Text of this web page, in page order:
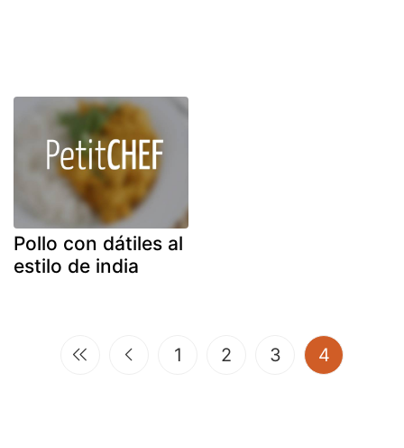
Pollo con dátiles al
estilo de india
1 2 3 4(current)